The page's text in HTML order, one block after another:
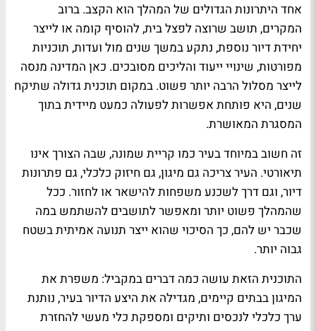
אחד היתרונות הגדולים של המהלך הוא הקצב. ברוב
המקרים, תושב שרוצה לפצל בית, להוסיף קומה או לייצר
יחידת דיור נוספת, נתקע במשך שנים מול ועדות, תוכניות
מפורטות, שינויי ייעוד והליכים מסובכים. כאן המדינה מנסה
לייצר מסלול הרבה יותר פשוט. במקום תוכנית גדולה שתיקח
שנים, היא פותחת אפשרות לפעולה כמעט מיידית בתוך
המסגרת המאושרת.
זה חשוב במיוחד בעיר כמו קריית שמונה, שבה הצורך אינו
תיאורטי. העיר צריכה גם מיגון, גם חיזוק כלכלי, גם פתרונות
דיור, וגם דרך לשכנע משפחות להישאר או לחזור. ככל
שהמהלך פשוט יותר ומאפשר לתושבים להשתמש במה
שכבר יש להם, כך הסיכוי שהוא ייצר תנועה אמיתית בשטח
גבוה יותר.
התוכנית הזאת עושה כמה דברים במקביל: משפרת את
המיגון בבתים קיימים, מגדילה את היצע הדיור בעיר, נותנת
ערך כלכלי לנכסים ותיקים ומספקת כלי מעשי להחזרת